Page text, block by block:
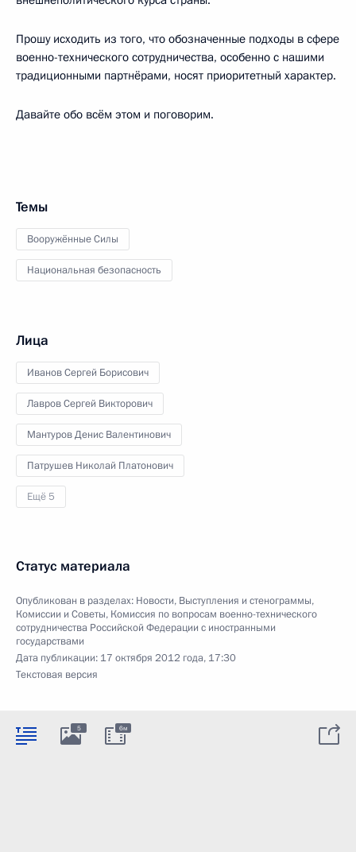
Прошу исходить из того, что обозначенные подходы в сфере
военно-технического сотрудничества, особенно с нашими
традиционными партнёрами, носят приоритетный характер.
Давайте обо всём этом и поговорим.
Темы
Вооружённые Силы
Национальная безопасность
Лица
Иванов Сергей Борисович
Лавров Сергей Викторович
Мантуров Денис Валентинович
Патрушев Николай Платонович
Ещё 5
Статус материала
Опубликован в разделах: Новости, Выступления и стенограммы,
Комиссии и Советы, Комиссия по вопросам военно-технического
сотрудничества Российской Федерации с иностранными
государствами
Дата публикации: 17 октября 2012 года, 17:30
Текстовая версия
5 6м